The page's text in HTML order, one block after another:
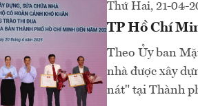
Thứ Hai, 21-04-
TP Hồ Chí
Theo Ủy ban
nhà được xây
nát" tại Thành